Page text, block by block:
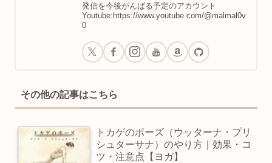
発信を今後がんばる予定のアカウント
Youtube:https://www.youtube.com/@malmal0v
0
その他の記事はこちら
トカゲのポーズ（ウッターナ・プリ
シュターサナ）のやり方｜効果・コ
ツ・注意点【ヨガ】